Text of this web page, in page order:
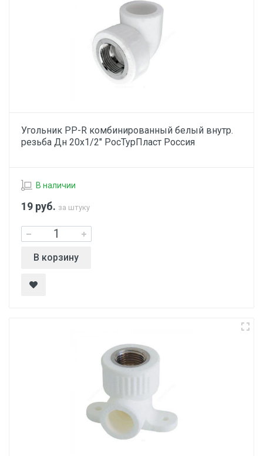
Угольник PP-R комбинированный белый внутр.
резьба Дн 20х1/2" РосТурПласт Россия
В наличии
19 руб. за штуку
В корзину